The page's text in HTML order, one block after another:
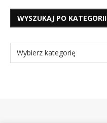
WYSZUKAJ PO KATEGORII